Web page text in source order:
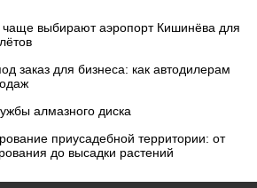
выбирают аэропорт Кишинёва для
заказ для бизнеса: как автодилерам
алмазного диска
приусадебной территории: от
до высадки растений